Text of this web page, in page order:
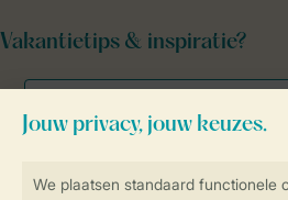
Vakantietips & inspiratie?